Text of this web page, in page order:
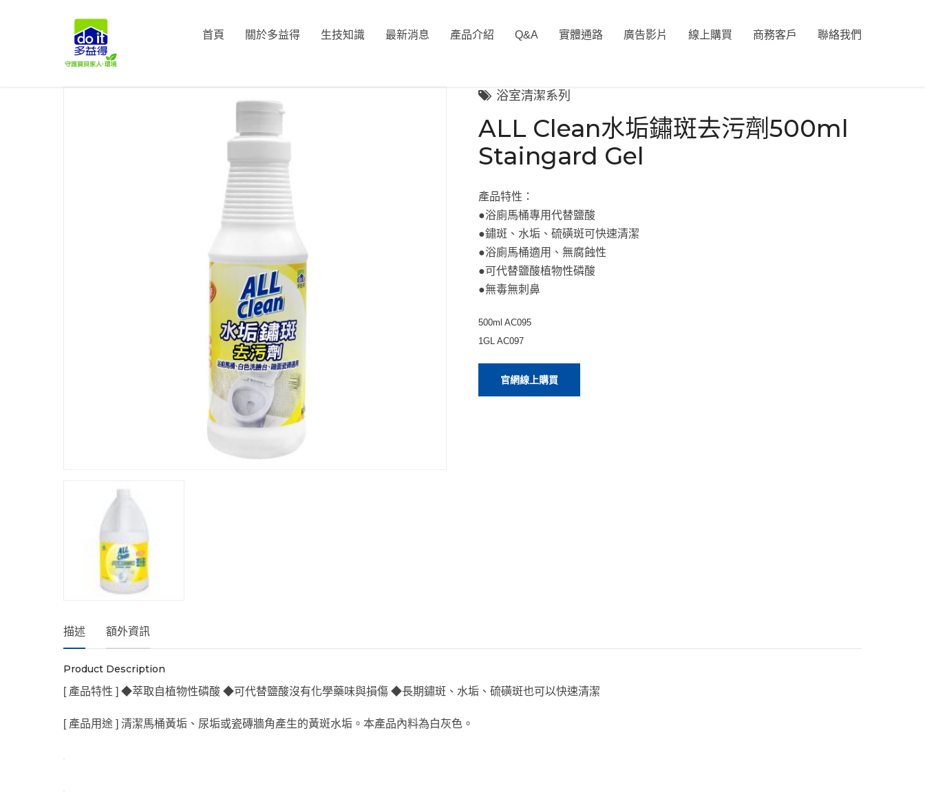
首頁 關於多益得 生技知識 最新消息 產品介紹 Q&A 實體通路 廣告影片 線上購買 商務客戶 聯絡我們
浴室清潔系列
ALL Clean水垢鏽斑去污劑500ml
Staingard Gel
產品特性：
●浴廁馬桶專用代替鹽酸
●鏽斑、水垢、硫磺斑可快速清潔
●浴廁馬桶適用、無腐蝕性
●可代替鹽酸植物性磷酸
●無毒無刺鼻
500ml AC095
1GL AC097
官網線上購買
描述 額外資訊
Product Description
[ 產品特性 ] ◆萃取自植物性磷酸 ◆可代替鹽酸沒有化學藥味與損傷 ◆長期鏽斑、水垢、硫磺斑也可以快速清潔
[ 產品用途 ] 清潔馬桶黃垢、尿垢或瓷磚牆角產生的黃斑水垢。本產品內料為白灰色。